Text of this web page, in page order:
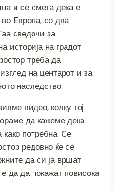
и се смета дека е
Европа, со два
сведочи за
историја на градот.
треба да
на центарот и за
наследство.
видео, колку тој
да кажеме дека
потребна. Се
редовно ќе се
да си ја вршат
да да покажат повисока